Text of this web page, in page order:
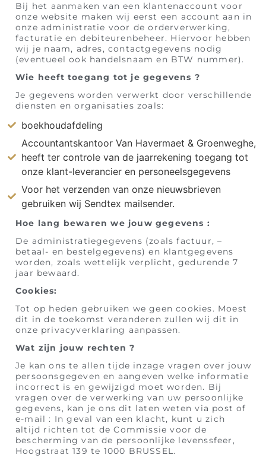
Bij het aanmaken van een klantenaccount voor
onze website maken wij eerst een account aan in
onze administratie voor de orderverwerking,
facturatie en debiteurenbeheer. Hiervoor hebben
wij je naam, adres, contactgegevens nodig
(eventueel ook handelsnaam en BTW nummer).
Wie heeft toegang tot je gegevens ?
Je gegevens worden verwerkt door verschillende
diensten en organisaties zoals:
boekhoudafdeling
Accountantskantoor Van Havermaet & Groenweghe,
heeft ter controle van de jaarrekening toegang tot
onze klant-leverancier en personeelsgegevens
Voor het verzenden van onze nieuwsbrieven
gebruiken wij Sendtex mailsender.
Hoe lang bewaren we jouw gegevens :
De administratiegegevens (zoals factuur, –
betaal- en bestelgegevens) en klantgegevens
worden, zoals wettelijk verplicht, gedurende 7
jaar bewaard.
Cookies:
Tot op heden gebruiken we geen cookies. Moest
dit in de toekomst veranderen zullen wij dit in
onze privacyverklaring aanpassen.
Wat zijn jouw rechten ?
Je kan ons te allen tijde inzage vragen over jouw
persoonsgegeven en aangeven welke informatie
incorrect is en gewijzigd moet worden. Bij
vragen over de verwerking van uw persoonlijke
gegevens, kan je ons dit laten weten via post of
e-mail : In geval van een klacht, kunt u zich
altijd richten tot de Commissie voor de
bescherming van de persoonlijke levenssfeer,
Hoogstraat 139 te 1000 BRUSSEL.